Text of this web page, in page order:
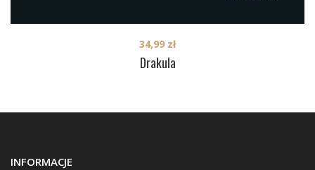
Drakula
34,99 zł
INFORMACJE